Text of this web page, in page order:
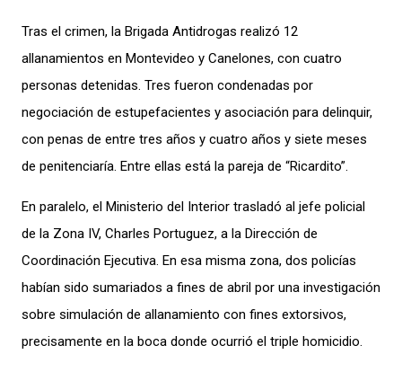
Tras el crimen, la Brigada Antidrogas realizó 12
allanamientos en Montevideo y Canelones, con cuatro
personas detenidas. Tres fueron condenadas por
negociación de estupefacientes y asociación para delinquir,
con penas de entre tres años y cuatro años y siete meses
de penitenciaría. Entre ellas está la pareja de “Ricardito”.
En paralelo, el Ministerio del Interior trasladó al jefe policial
de la Zona IV, Charles Portuguez, a la Dirección de
Coordinación Ejecutiva. En esa misma zona, dos policías
habían sido sumariados a fines de abril por una investigación
sobre simulación de allanamiento con fines extorsivos,
precisamente en la boca donde ocurrió el triple homicidio.